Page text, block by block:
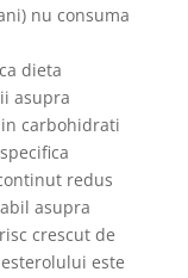
nu consuma
dieta
asupra
carbohidrati
redus
asupra
crescut de
este